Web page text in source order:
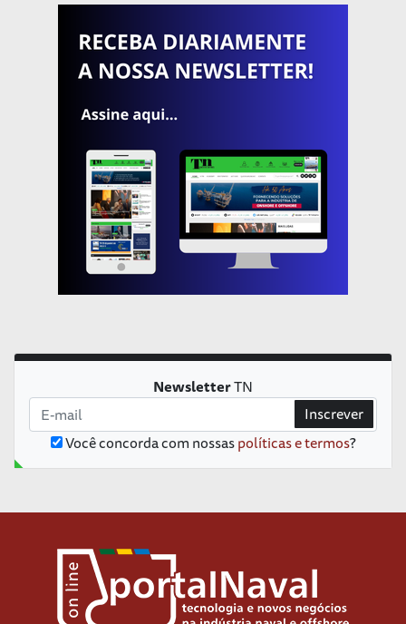
NewsletterTN
Você concorda com nossaspolíticas e termos?
Inscrever